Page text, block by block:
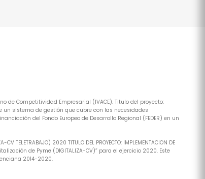
de Competitividad Empresarial (IVACE). Titulo del proyecto:
de un sistema de gestión que cubre con las necesidades
del Fondo Europeo de Desarrollo Regional (FEDER) en un
2020 TITULO DEL PROYECTO: IMPLEMENTACION DE
de Pyme (DIGITALIZA-CV)” para el ejercicio 2020. Este
2014-2020.